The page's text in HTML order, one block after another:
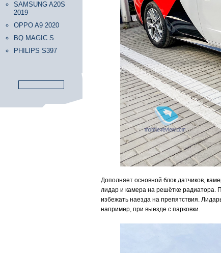
SAMSUNG A20S
2019
OPPO A9 2020
BQ MAGIC S
PHILIPS S397
Дополняет основной блок датчиков,
лидар и камера на решётке радиатора.
избежать наезда на препятствия.
например, при выезде с парковки.